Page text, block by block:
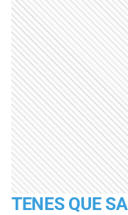
TENES QUE